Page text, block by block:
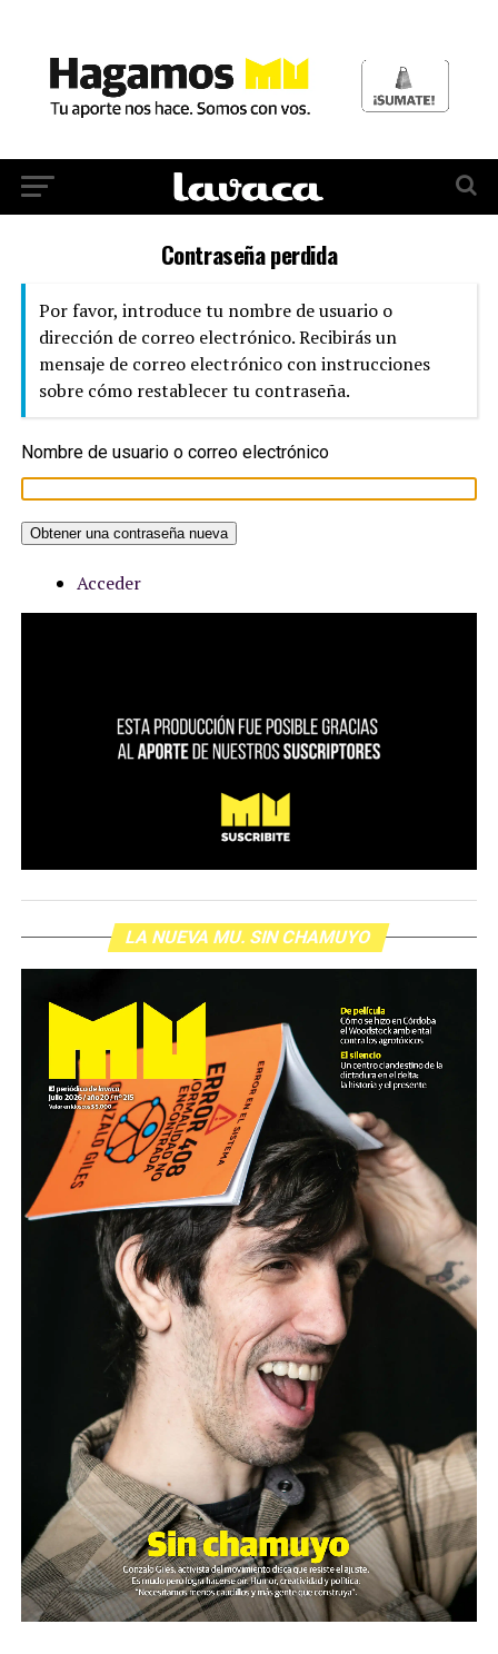
Contraseña perdida
Por favor, introduce tu nombre de usuario o
dirección de correo electrónico. Recibirás un
mensaje de correo electrónico con instrucciones
sobre cómo restablecer tu contraseña.
Nombre de usuario o correo electrónico
Obtener una contraseña nueva
Acceder
LA NUEVA MU. SIN CHAMUYO